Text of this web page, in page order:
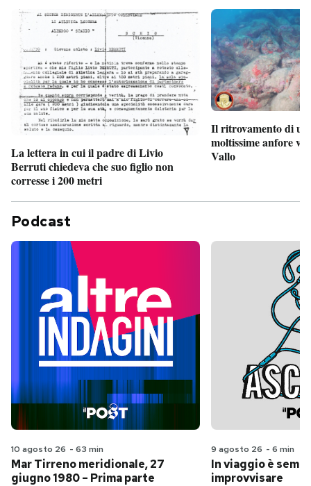
La lettera in cui il padre di Livio
Berruti chiedeva che suo figlio non
corresse i 200 metri
Il ritrovamento di
moltissime anfore
Vallo
Podcast
10 agosto 26 - 63 min
Mar Tirreno meridionale, 27
giugno 1980 – Prima parte
9 agosto 26 - 6 min
In viaggio è
improvvisare